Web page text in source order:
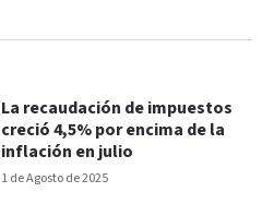
1 de Agosto de 2025
La recaudación de impuestos
creció 4,5% por encima de la
inflación en julio